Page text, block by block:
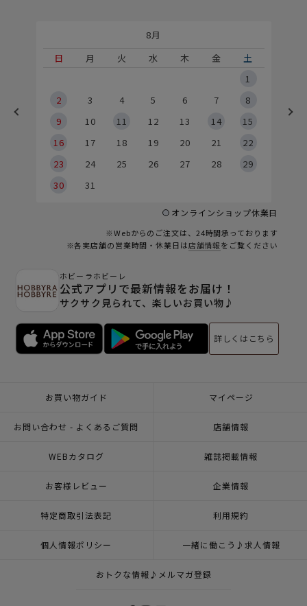
8月
日
月 火 水 木 金
土
1
2
3 4 5 6 7
8
9
10 11 12 13 14
15
16
17 18 19 20 21
22
23
24 25 26 27 28
29
30
31
オンラインショップ休業日
※Webからのご注文は、24時間承っております
※各実店舗の営業時間・休業日は店舗情報をご覧ください
ホビーラホビーレ
公式アプリで最新情報をお届け！
サクサク見られて、楽しいお買い物♪
詳しくはこちら
お買い物ガイド マイページ
お問い合わせ - よくあるご質問 店舗情報
WEBカタログ 雑誌掲載情報
お客様レビュー 企業情報
特定商取引法表記 利用規約
個人情報ポリシー 一緒に働こう♪求人情報
おトクな情報♪メルマガ登録